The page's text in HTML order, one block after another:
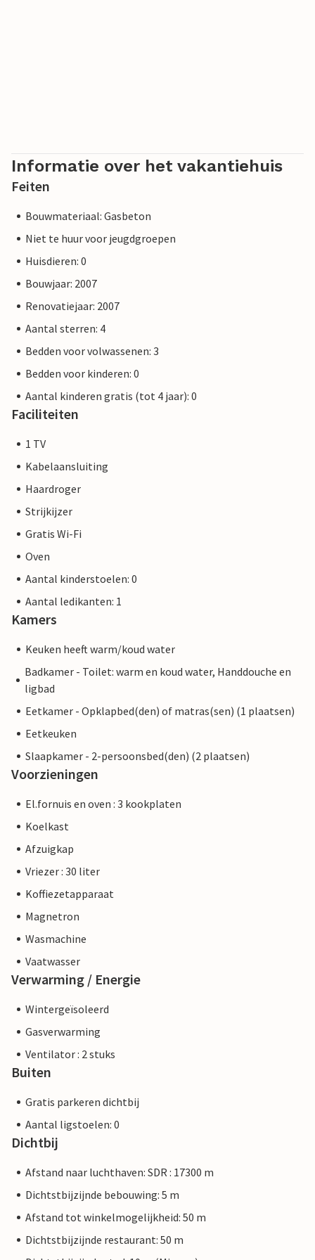
Informatie over het vakantiehuis
Feiten
Bouwmateriaal: Gasbeton
Niet te huur voor jeugdgroepen
Huisdieren: 0
Bouwjaar: 2007
Renovatiejaar: 2007
Aantal sterren: 4
Bedden voor volwassenen: 3
Bedden voor kinderen: 0
Aantal kinderen gratis (tot 4 jaar): 0
Faciliteiten
1 TV
Kabelaansluiting
Haardroger
Strijkijzer
Gratis Wi-Fi
Oven
Aantal kinderstoelen: 0
Aantal ledikanten: 1
Kamers
Keuken heeft warm/koud water
Badkamer - Toilet: warm en koud water, Handdouche en
ligbad
Eetkamer - Opklapbed(den) of matras(sen) (1 plaatsen)
Eetkeuken
Slaapkamer - 2-persoonsbed(den) (2 plaatsen)
Voorzieningen
El.fornuis en oven : 3 kookplaten
Koelkast
Afzuigkap
Vriezer : 30 liter
Koffiezetapparaat
Magnetron
Wasmachine
Vaatwasser
Verwarming / Energie
Wintergeïsoleerd
Gasverwarming
Ventilator : 2 stuks
Buiten
Gratis parkeren dichtbij
Aantal ligstoelen: 0
Dichtbij
Afstand naar luchthaven: SDR : 17300 m
Dichtstbijzijnde bebouwing: 5 m
Afstand tot winkelmogelijkheid: 50 m
Dichtstbijzijnde restaurant: 50 m